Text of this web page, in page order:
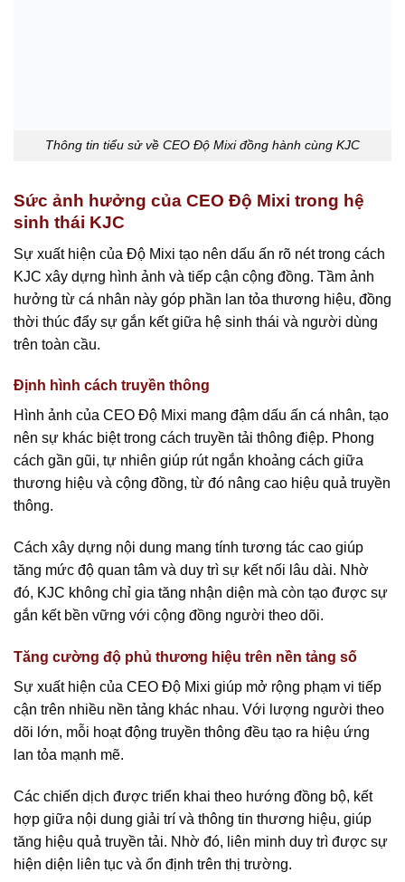
Thông tin tiểu sử về CEO Độ Mixi đồng hành cùng KJC
Sức ảnh hưởng của CEO Độ Mixi trong hệ
sinh thái KJC
Sự xuất hiện của Độ Mixi tạo nên dấu ấn rõ nét trong cách
KJC xây dựng hình ảnh và tiếp cận cộng đồng. Tầm ảnh
hưởng từ cá nhân này góp phần lan tỏa thương hiệu, đồng
thời thúc đẩy sự gắn kết giữa hệ sinh thái và người dùng
trên toàn cầu.
Định hình cách truyền thông
Hình ảnh của CEO Độ Mixi mang đậm dấu ấn cá nhân, tạo
nên sự khác biệt trong cách truyền tải thông điệp. Phong
cách gần gũi, tự nhiên giúp rút ngắn khoảng cách giữa
thương hiệu và cộng đồng, từ đó nâng cao hiệu quả truyền
thông.
Cách xây dựng nội dung mang tính tương tác cao giúp
tăng mức độ quan tâm và duy trì sự kết nối lâu dài. Nhờ
đó, KJC không chỉ gia tăng nhận diện mà còn tạo được sự
gắn kết bền vững với cộng đồng người theo dõi.
Tăng cường độ phủ thương hiệu trên nền tảng số
Sự xuất hiện của CEO Độ Mixi giúp mở rộng phạm vi tiếp
cận trên nhiều nền tảng khác nhau. Với lượng người theo
dõi lớn, mỗi hoạt động truyền thông đều tạo ra hiệu ứng
lan tỏa mạnh mẽ.
Các chiến dịch được triển khai theo hướng đồng bộ, kết
hợp giữa nội dung giải trí và thông tin thương hiệu, giúp
tăng hiệu quả truyền tải. Nhờ đó, liên minh duy trì được sự
hiện diện liên tục và ổn định trên thị trường.